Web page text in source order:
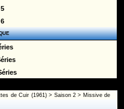
de Cuir (1961)> Saison 2> Missive de